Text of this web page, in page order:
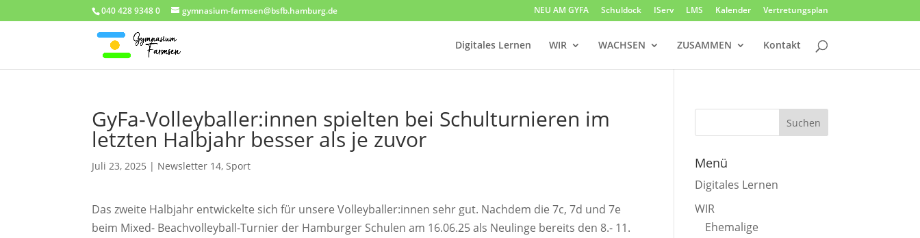
040 428 9348 0 gymnasium-farmsen@bsfb.hamburg.de NEU AM GYFA Schuldock IServ LMS Kalender Vertretungsplan
Digitales Lernen WIR WACHSEN ZUSAMMEN Kontakt
GyFa-Volleyballer:innen spielten bei Schulturnieren im
letzten Halbjahr besser als je zuvor
Juli 23, 2025 | Newsletter 14,Sport
Das zweite Halbjahr entwickelte sich für unsere Volleyballer:innen sehr gut. Nachdem die 7c, 7d und 7e
beim Mixed- Beachvolleyball-Turnier der Hamburger Schulen am 16.06.25 als Neulinge bereits den 8.- 11.
Menü
Digitales Lernen
WIR
Ehemalige